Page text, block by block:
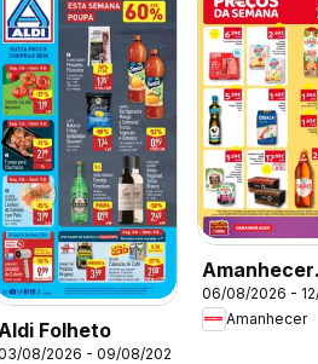
Aldi Folheto
08/2026 - 09/08/2026
Amanhecer
Folheto
06/08/2026 -
Amanhecer